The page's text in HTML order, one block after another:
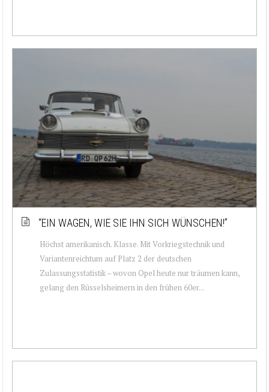
“EIN WAGEN, WIE SIE IHN SICH WÜNSCHEN!”
Höchst amerikanisch. Klasse. Mit Vorkriegstechnik und
Variantenreichtum auf Platz 2 der deutschen
Zulassungsstatistik – wovon Opel heute nur träumen kann,
gelang den Rüsselsheimern in den frühen 60er...